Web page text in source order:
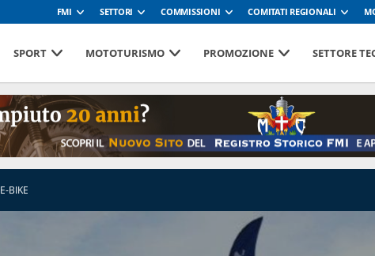
FMI SETTORI COMMISSIONI COMITATI REGIONALI
SPORT MOTOTURISMO PROMOZIONE SETTORE
E-BIKE